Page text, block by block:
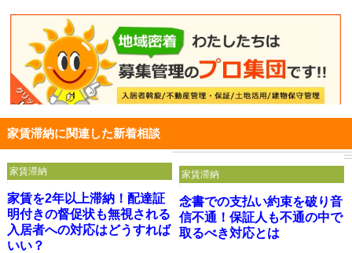
家賃滞納に関連した新着相談
家賃を2年以上滞納！配達証
明付きの督促状も無視される
入居者への対応はどうすれば
いい？
家賃滞納
念書での支払い約束を破り音
信不通！保証人も不通の中で
取るべき対応とは
家賃滞納